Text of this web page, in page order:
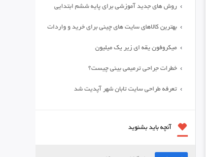
روش های جدید آموزشی برای پایه ششم ابتدایی
بهترین کالاهای سایت های چینی برای خرید و واردات
میکروفون یقه ای زیر یک میلیون
خطرات جراحی ترمیمی بینی چیست؟
تعرفه طراحی سایت تابان شهر آپدیت شد
آنچه باید بشنوید